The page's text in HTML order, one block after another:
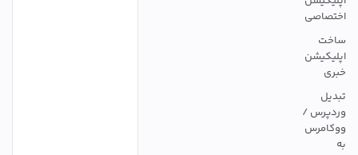
اختصاصی
ساخت
اپلیکیشن
خبری
تبدیل
وردپرس /
ووکامرس
به